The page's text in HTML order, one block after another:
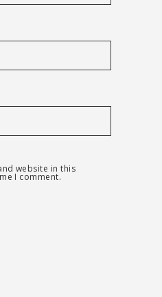
website in this
I comment.